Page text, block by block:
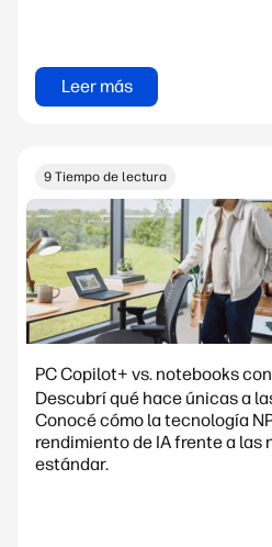
Leer más
9 Tiempo de lectura
PC Copilot+ vs. notebooks
Descubrí qué hace únicas a
Conocé cómo la tecnología
rendimiento de IA frente a las
estándar.